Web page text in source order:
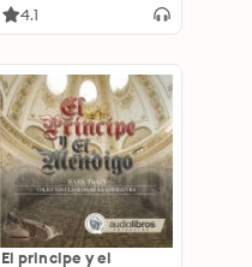
4.1
El principe y el